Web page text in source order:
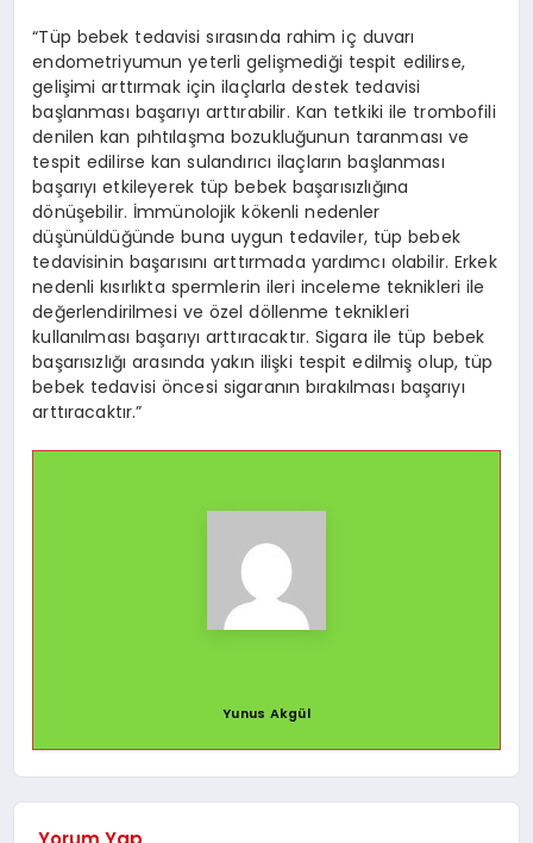
“Tüp bebek tedavisi sırasında rahim iç duvarı
endometriyumun yeterli gelişmediği tespit edilirse,
gelişimi arttırmak için ilaçlarla destek tedavisi
başlanması başarıyı arttırabilir. Kan tetkiki ile trombofili
denilen kan pıhtılaşma bozukluğunun taranması ve
tespit edilirse kan sulandırıcı ilaçların başlanması
başarıyı etkileyerek tüp bebek başarısızlığına
dönüşebilir. İmmünolojik kökenli nedenler
düşünüldüğünde buna uygun tedaviler, tüp bebek
tedavisinin başarısını arttırmada yardımcı olabilir. Erkek
nedenli kısırlıkta spermlerin ileri inceleme teknikleri ile
değerlendirilmesi ve özel döllenme teknikleri
kullanılması başarıyı arttıracaktır. Sigara ile tüp bebek
başarısızlığı arasında yakın ilişki tespit edilmiş olup, tüp
bebek tedavisi öncesi sigaranın bırakılması başarıyı
arttıracaktır.”
Yunus Akgül